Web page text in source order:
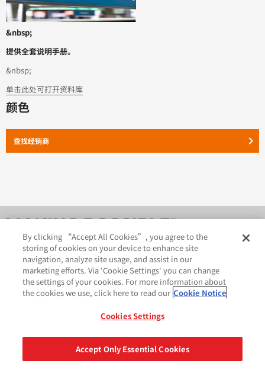
&nbsp;
提供全套说明手册。
&nbsp;
单击此处可打开资料库
颜色
查找经销商 keyboard_arrow_right
Cookie 政策
网站地图
苏ICP备18057369号-2
By clicking “Accept All Cookies”, you agree to the
storing of cookies on your device to enhance site
navigation, analyze site usage, and assist in our
marketing efforts. Via 'Cookie Settings' you can change
the settings of your cookies. For more information about
the cookies we use, click here to read our Cookie Notice
Cookies Settings
Accept Only Essential Cookies